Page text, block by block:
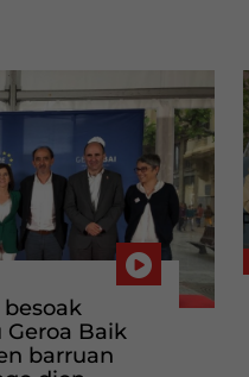
Baik
barruan